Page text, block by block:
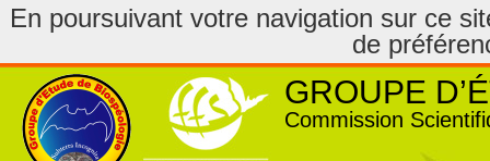
En poursuivant votre navigation sur ce
de
GROUPE
Commission